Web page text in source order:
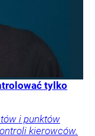
tylko
i punktów
kierowców.